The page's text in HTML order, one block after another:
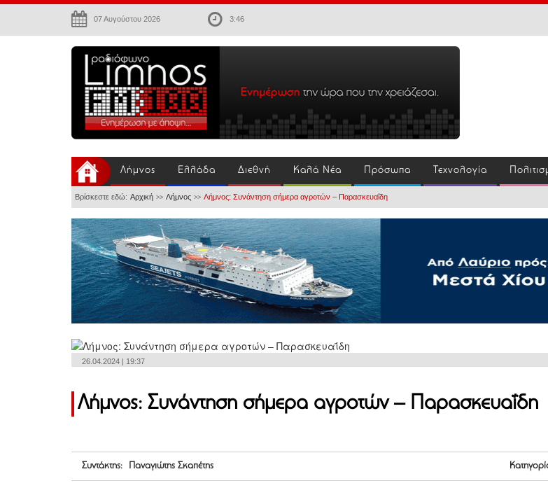
07 Αυγούστου 2026 3:46
Λήμνος Ελλάδα Διεθνή Καλά Νέα Πρόσωπα Τεχνολογία
Βρίσκεστε εδώ: Αρχική >> Λήμνος >> Λήμνος: Συνάντηση σήμερα αγροτών – Παρασκευαΐδη
26.04.2024 | 19:37
Λήμνος: Συνάντηση σήμερα αγροτών – Παρασκευαΐδη
Συντάκτης: Παναγιώτης Σκαπέτης